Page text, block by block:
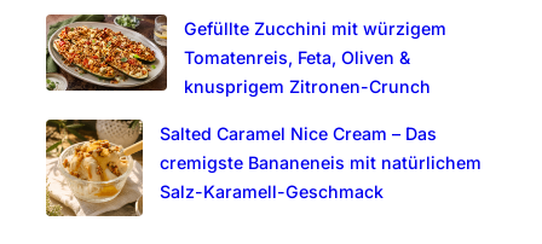
Gefüllte Zucchini mit würzigem
Tomatenreis, Feta, Oliven &
knusprigem Zitronen-Crunch
Salted Caramel Nice Cream – Das
cremigste Bananeneis mit natürlichem
Salz-Karamell-Geschmack